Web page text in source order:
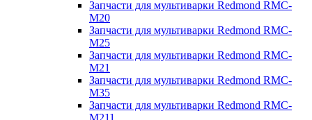
Запчасти для мультиварки Redmond RMC-
M20
Запчасти для мультиварки Redmond RMC-
M25
Запчасти для мультиварки Redmond RMC-
M21
Запчасти для мультиварки Redmond RMC-
M35
Запчасти для мультиварки Redmond RMC-
M211